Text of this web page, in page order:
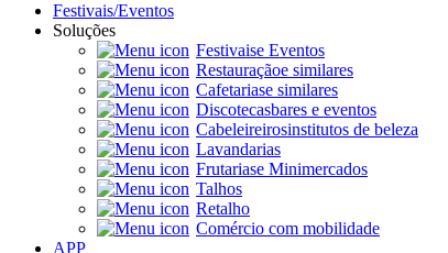
Festivais/Eventos
Soluções
Festivaise Eventos
Restauraçãoe similares
Cafetariase similares
Discotecasbares e eventos
Cabeleireirosinstitutos de beleza
Lavandarias
Frutariase Minimercados
Talhos
Retalho
Comércio com mobilidade
APP